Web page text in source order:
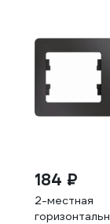
184 ₽
2-местная